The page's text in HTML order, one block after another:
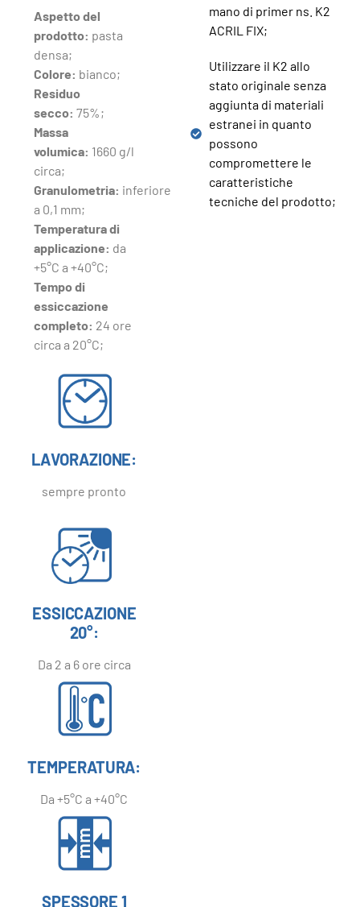
Aspetto del
prodotto: pasta
densa;
Colore: bianco;
Residuo
secco: 75%;
Massa
volumica: 1660 g/l
circa;
Granulometria: inferiore
a 0,1 mm;
Temperatura di
applicazione: da
+5°C a +40°C;
Tempo di
essiccazione
completo: 24 ore
circa a 20°C;
LAVORAZIONE:
sempre pronto
ESSICCAZIONE
20°:
Da 2 a 6 ore circa
TEMPERATURA:
Da +5°C a +40°C
SPESSORE 1
mano di primer ns. K2
ACRIL FIX;
Utilizzare il K2 allo
stato originale senza
aggiunta di materiali
estranei in quanto
possono
compromettere le
caratteristiche
tecniche del prodotto;